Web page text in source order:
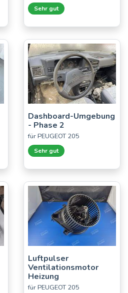
Sehr gut
Dashboard-Umgebung
- Phase 2
für PEUGEOT 205
Sehr gut
Luftpulser
Ventilationsmotor
Heizung
für PEUGEOT 205